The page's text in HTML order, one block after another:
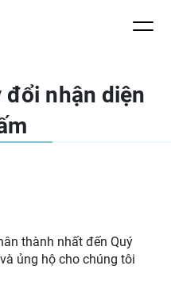
đổi nhận diện
thành nhất đến Quý
ủng hộ cho chúng tôi